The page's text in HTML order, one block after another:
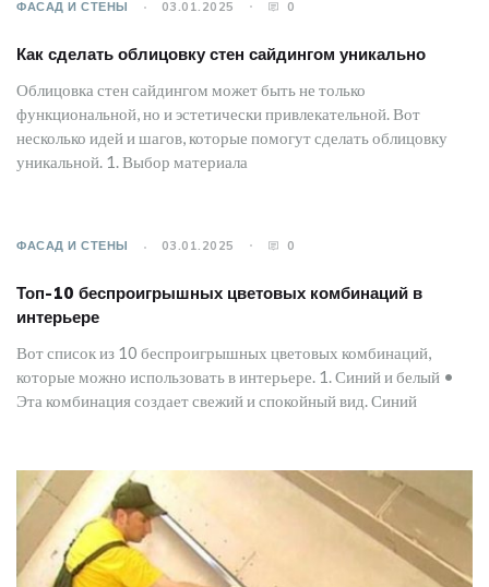
ФАСАД И СТЕНЫ 03.01.2025 0
Как сделать облицовку стен сайдингом уникально
Облицовка стен сайдингом может быть не только
функциональной, но и эстетически привлекательной. Вот
несколько идей и шагов, которые помогут сделать облицовку
уникальной. 1. Выбор материала
ФАСАД И СТЕНЫ 03.01.2025 0
Топ-10 беспроигрышных цветовых комбинаций в
интерьере
Вот список из 10 беспроигрышных цветовых комбинаций,
которые можно использовать в интерьере. 1. Синий и белый •
Эта комбинация создает свежий и спокойный вид. Синий